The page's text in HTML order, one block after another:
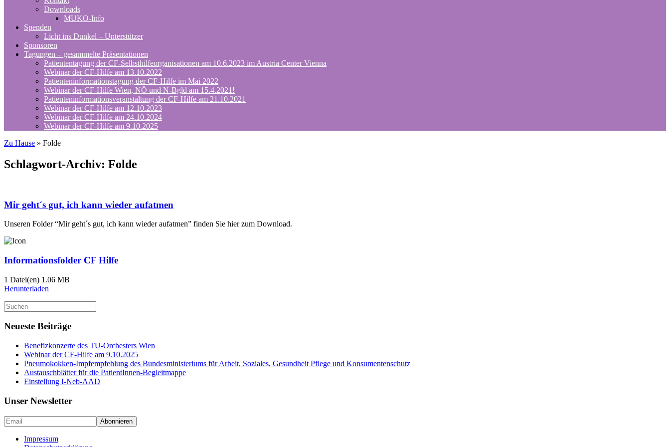
Downloads
MUKO-Info
Spenden
Licht ins Dunkel – Unterstützer
Sponsoren
Tagungen – gesammelte Präsentationen
Patiententagung der CF-Selbsthilfeorganisationen am 10.6.2023 im Austria Center Vienna
Webinar der CF-Hilfe am 13.10.2022
Patienteninformationstagung der CF-Hilfe im Mai 2022
Webinar der CF-Hilfe Wien, NÖ und N-Bgld am 15.4.2021!
Patienteninformationsveranstaltung der CF-Hilfe am 21.10.2021
Webinar der CF-Hilfe am 12.10.2023
Webinar der CF-Hilfe am 24.10.2024
Webinar der CF-Hilfe am 9.10.2025
Zu Hause » Folde
Schlagwort-Archiv: Folde
Mir geht´s gut, ich kann wieder aufatmen
Unseren Folder “Mir geht´s gut, ich kann wieder aufatmen” finden Sie hier zum Download.
Informationsfolder CF Hilfe
1 Datei(en) 1.06 MB
Herunterladen
Suche
nach:
Neueste Beiträge
Benefizkonzerte des TU-Orchesters Wien
Webinar der CF-Hilfe am 9.10.2025
Pneumokokken-Impfempfehlung des Bundesministeriums für Arbeit, Soziales, Gesundheit Pflege und Konsumentenschutz
Austauschblätter für die PatientInnen-Begleitmappe
Einstellung I-Neb-AAD
Unser Newsletter
Impressum